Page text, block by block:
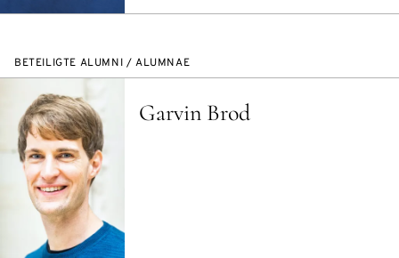
BETEILIGTE ALUMNI / ALUMNAE
Garvin Brod